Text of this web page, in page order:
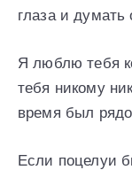
глаза и думать
Я люблю тебя
тебя никому
время был
Если поцелуи